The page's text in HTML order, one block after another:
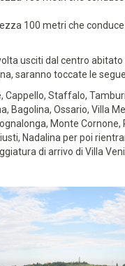
100 metri che
usciti dal centro abitato
saranno toccate le
Cappello, Staffalo,
Bagolina, Ossario, Villa
Monte Cornone,
Nadalina per poi
di arrivo di Villa